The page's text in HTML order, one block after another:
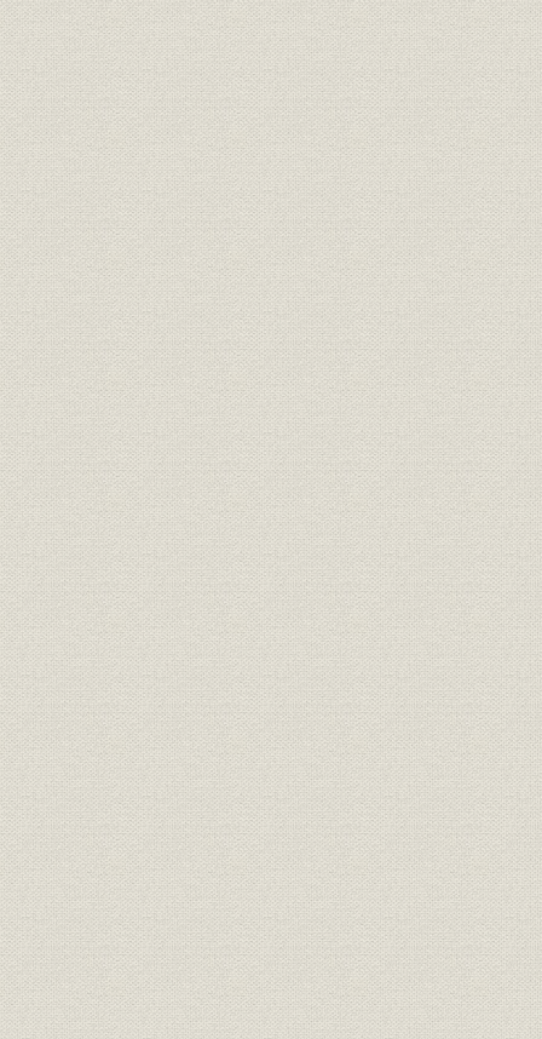
図表一覧
II 分野別技術の変遷
III 機器・装置技術の変遷